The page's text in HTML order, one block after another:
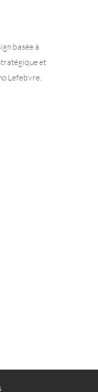
basée à
et
Lefebvre,